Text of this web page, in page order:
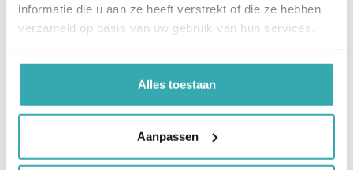
informatie die u aan ze heeft verstrekt of die ze hebben
verzameld op basis van uw gebruik van hun services.
Alles toestaan
Aanpassen
men het product in de winkel wil ophalen, of
opgestuurd wil hebben. Sommige producten
worden per definitie aan de deur aangeboden
vanwege hun volume, bijvoorbeeld tuinkassen.
Zaken die niet opgestuurd mogen worden, zoals
brandbare vloeistoffen of containers met gassen
bestelzuil erg handig voor het aanschaffen van
grote artikelen in de winkel die men zelf niet